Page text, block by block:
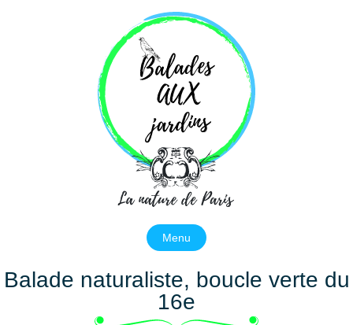
Menu
Balade naturaliste, boucle verte du
16e